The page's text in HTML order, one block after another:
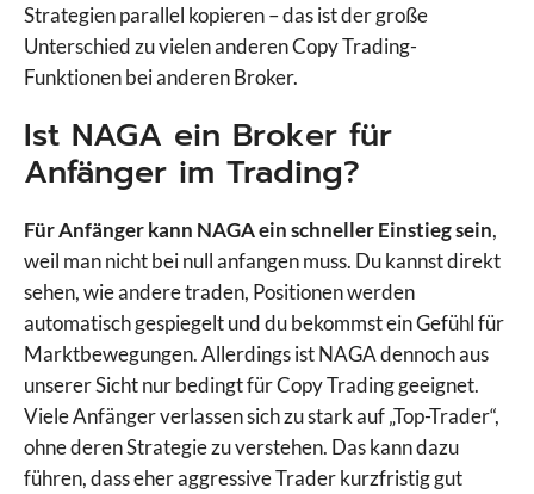
Strategien parallel kopieren – das ist der große
Unterschied zu vielen anderen Copy Trading-
Funktionen bei anderen Broker.
Ist NAGA ein Broker für
Anfänger im Trading?
Für Anfänger kann NAGA ein schneller Einstieg sein,
weil man nicht bei null anfangen muss. Du kannst direkt
sehen, wie andere traden, Positionen werden
automatisch gespiegelt und du bekommst ein Gefühl für
Marktbewegungen. Allerdings ist NAGA dennoch aus
unserer Sicht nur bedingt für Copy Trading geeignet.
Viele Anfänger verlassen sich zu stark auf „Top-Trader“,
ohne deren Strategie zu verstehen. Das kann dazu
führen, dass eher aggressive Trader kurzfristig gut